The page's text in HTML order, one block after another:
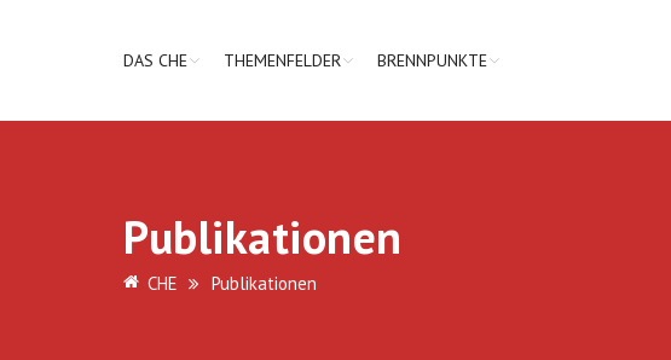
DAS CHE THEMENFELDER BRENNPUNKTE
Publikationen
CHE Publikationen